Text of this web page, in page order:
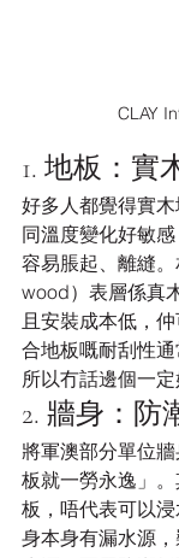
CLAY
1. 地板：實
好多人都覺得實
同溫度變化好敏
容易脹起、離縫
wood）表層係真
且安裝成本低，
合地板嘅耐刮性通
所以冇話邊個一
2. 牆身：防
將軍澳部分單位
板就一勞永逸」
板，唔代表可以
身本身有漏水源